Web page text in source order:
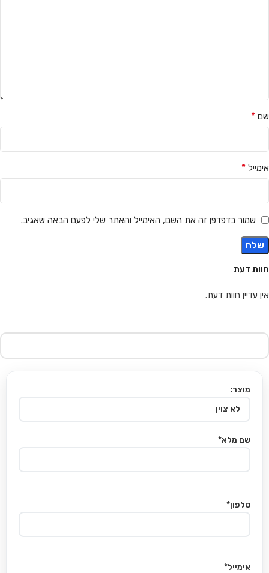
חוות דעת
אין עדיין חוות דעת.
שם *
אימייל *
שמור בדפדפן זה את השם, האימייל והאתר שלי לפעם הבאה שאגיב.
מוצר:
שם מלא*
טלפון*
אימייל*